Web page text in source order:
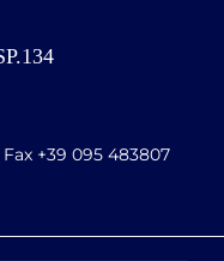
Fax +39 095 483807